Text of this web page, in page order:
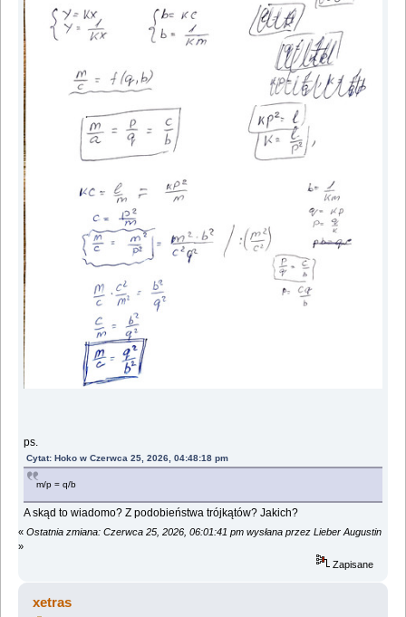
ps.
Cytat: Hoko w Czerwca 25, 2026, 04:48:18 pm
m/p = q/b
A skąd to wiadomo? Z podobieństwa trójkątów? Jakich?
« Ostatnia zmiana: Czerwca 25, 2026, 06:01:41 pm wysłana przez Lieber Augustin
»
Zapisane
xetras